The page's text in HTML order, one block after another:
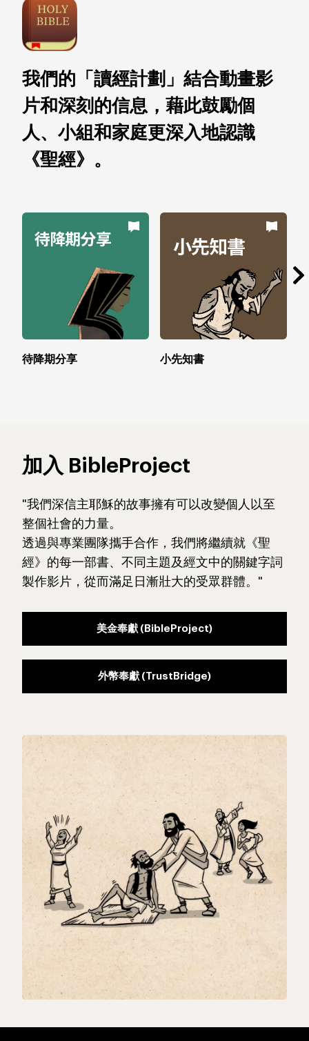
我們的「讀經計劃」結合動畫影
片和深刻的信息，藉此鼓勵個
人、小組和家庭更深入地認識
《聖經》。
待降期分享 小先知書
加入 BibleProject
"我們深信主耶穌的故事擁有可以改變個人以至
整個社會的力量。
透過與專業團隊攜手合作，我們將繼續就《聖
經》的每一部書、不同主題及經文中的關鍵字詞
製作影片，從而滿足日漸壯大的受眾群體。"
美金奉獻 (BibleProject)
外幣奉獻 (TrustBridge)